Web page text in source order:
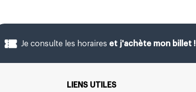
Je consulte les horaires et j'achète mon billet !
LIENS UTILES